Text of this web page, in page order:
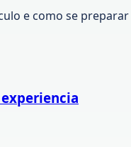
e como se